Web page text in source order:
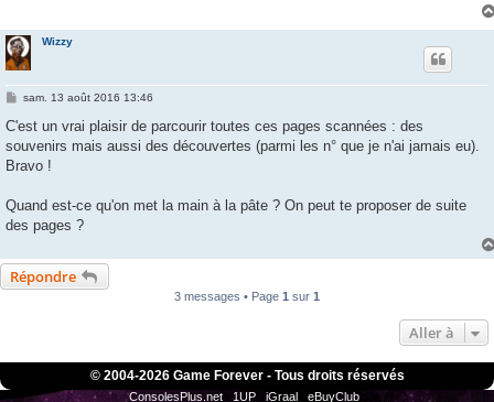
Wizzy
M
s
a
g
sam. 13 août 2016 13:46
C'est un vrai plaisir de parcourir toutes ces pages scannées : des
souvenirs mais aussi des découvertes (parmi les n° que je n'ai jamais eu).
Bravo !
Quand est-ce qu'on met la main à la pâte ? On peut te proposer de suite
des pages ?
Répondre
3 messages • Page 1 sur 1
Aller à
© 2004-2026 Game Forever - Tous droits réservés
ConsolesPlus.net 1UP iGraal eBuyClub